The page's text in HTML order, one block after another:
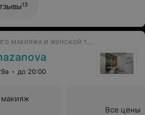
13
СТУДИЯ ПЕРМАНЕНТНОГО МАКИЯЖА И ЖЕНСКОЙ ТАТУИРОВКИ
до 20:00
Все цены